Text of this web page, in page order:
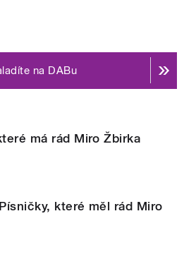
na DABu
má rád Miro Žbirka
které měl rád Miro